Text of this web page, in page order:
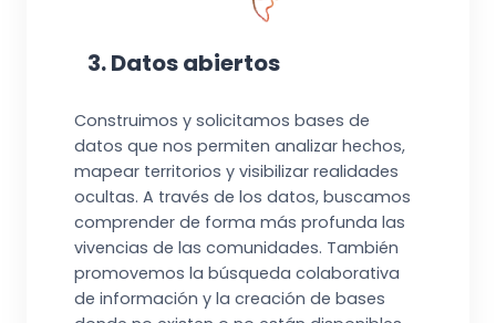
3. Datos abiertos
Construimos y solicitamos bases de
datos que nos permiten analizar hechos,
mapear territorios y visibilizar realidades
ocultas. A través de los datos, buscamos
comprender de forma más profunda las
vivencias de las comunidades. También
promovemos la búsqueda colaborativa
de información y la creación de bases